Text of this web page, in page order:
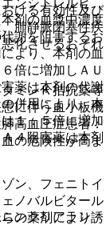
剤の血漿中濃度
謝を阻害するお
より、本剤の血
倍に増加しＡＵ
薬は本剤の代謝
併用により、本
１．５倍に増加
４阻害薬は本剤
ン、フェニトイ
ノバルビタール
の薬剤により誘
ける有効性及び
肺静脈閉塞性疾
化させるおそれ
ミンＫ拮抗薬等
に伴う血小板機
高血圧症患者：
の危険性が高ま
ンクリアラン